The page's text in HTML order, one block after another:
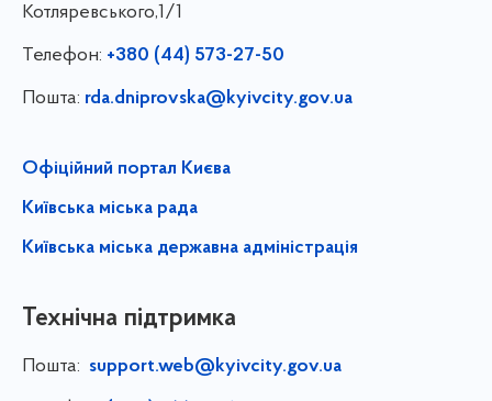
Котляревського,1/1
Телефон: +380 (44) 573-27-50
Пошта: rda.dniprovska@kyivcity.gov.ua
Офіційний портал Києва
Київська міська рада
Київська міська державна адміністрація
Технічна підтримка
Пошта: support.web@kyivcity.gov.ua